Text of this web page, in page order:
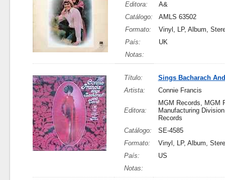
Editora:
A&
Catálogo:
AMLS 63502
Formato:
Vinyl, LP, Album,
País:
UK
Notas:
Título:
Sings Bacharach
Artista:
Connie Francis
Editora:
MGM Records, MGM
Manufacturing
Records
Catálogo:
SE-4585
Formato:
Vinyl, LP, Album,
País:
US
Notas: